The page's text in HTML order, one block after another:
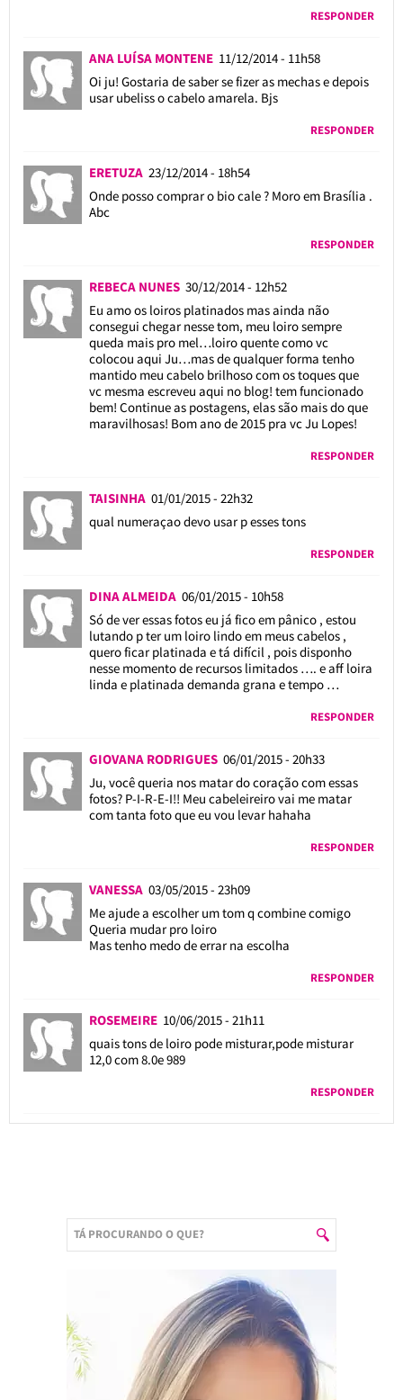
RESPONDER
ANA LUÍSA MONTENE 11/12/2014 - 11h58
Oi ju! Gostaria de saber se fizer as mechas e depois
usar ubeliss o cabelo amarela. Bjs
RESPONDER
ERETUZA 23/12/2014 - 18h54
Onde posso comprar o bio cale ? Moro em Brasília .
Abc
RESPONDER
REBECA NUNES 30/12/2014 - 12h52
Eu amo os loiros platinados mas ainda não
consegui chegar nesse tom, meu loiro sempre
queda mais pro mel…loiro quente como vc
colocou aqui Ju…mas de qualquer forma tenho
mantido meu cabelo brilhoso com os toques que
vc mesma escreveu aqui no blog! tem funcionado
bem! Continue as postagens, elas são mais do que
maravilhosas! Bom ano de 2015 pra vc Ju Lopes!
RESPONDER
TAISINHA 01/01/2015 - 22h32
qual numeraçao devo usar p esses tons
RESPONDER
DINA ALMEIDA 06/01/2015 - 10h58
Só de ver essas fotos eu já fico em pânico , estou
lutando p ter um loiro lindo em meus cabelos ,
quero ficar platinada e tá difícil , pois disponho
nesse momento de recursos limitados …. e aff loira
linda e platinada demanda grana e tempo …
RESPONDER
GIOVANA RODRIGUES 06/01/2015 - 20h33
Ju, você queria nos matar do coração com essas
fotos? P-I-R-E-I!! Meu cabeleireiro vai me matar
com tanta foto que eu vou levar hahaha
RESPONDER
VANESSA 03/05/2015 - 23h09
Me ajude a escolher um tom q combine comigo
Queria mudar pro loiro
Mas tenho medo de errar na escolha
RESPONDER
ROSEMEIRE 10/06/2015 - 21h11
quais tons de loiro pode misturar,pode misturar
12,0 com 8.0e 989
RESPONDER